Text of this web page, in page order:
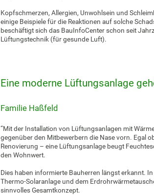
Kopfschmerzen, Allergien, Unwohlsein und
einige Beispiele für die Reaktionen auf solche
beschäftigt sich das BauInfoCenter schon seit
Lüftungstechnik (für gesunde Luft).
Eine moderne Lüftungsanlage
Familie Haßfeld
“Mit der Installation von Lüftungsanlagen mit
gegenüber den Mitbewerbern die Nase vorn. Egal
Renovierung – eine Lüftungsanlage beugt
den Wohnwert.
Dies haben informierte Bauherren längst erkannt.
Thermo-Solaranlage und dem
sinnvolles Gesamtkonzept.